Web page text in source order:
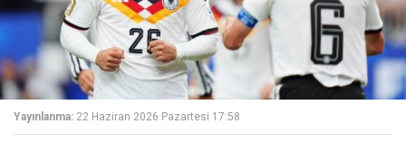
Yayınlanma: 22 Haziran 2026 Pazartesi 17:58